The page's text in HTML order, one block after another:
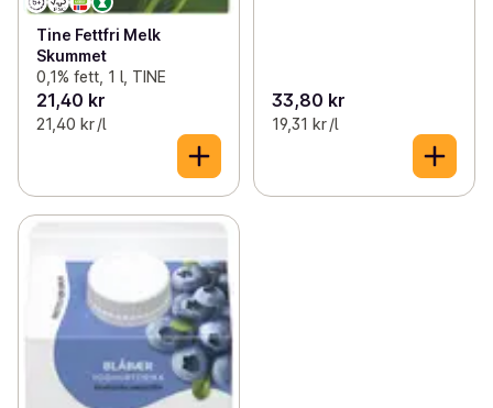
Tine Fettfri Melk
Skummet
0,1% fett, 1 l, TINE
21,40 kr
21,40 kr /l
33,80 kr
19,31 kr /l